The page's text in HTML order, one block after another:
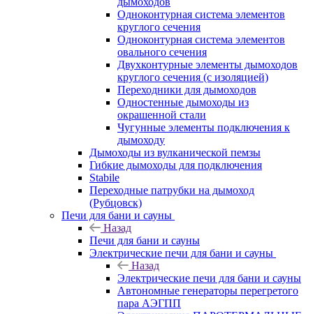
Одноконтурная система элементов
круглого сечения
Одноконтурная система элементов
овального сечения
Двухконтурные элементы дымоходов
круглого сечения (с изоляцией)
Переходники для дымоходов
Одностенные дымоходы из
окрашенной стали
Чугунные элементы подключения к
дымоходу
Дымоходы из вулканической пемзы
Гибкие дымоходы для подключения
Stabile
Переходные патрубки на дымоход
(Рубцовск)
Печи для бани и сауны
Назад
Печи для бани и сауны
Электрические печи для бани и сауны
Назад
Электрические печи для бани и сауны
Автономные генераторы перегретого
пара АЭГПП